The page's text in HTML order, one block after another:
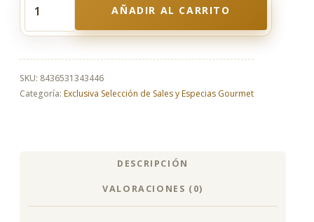
multicolor
gr
cantidad
AÑADIR AL CARRITO
SKU: 8436531343446
Categoría: Exclusiva Selección de Sales y Especias Gourmet
DESCRIPCIÓN
VALORACIONES (0)